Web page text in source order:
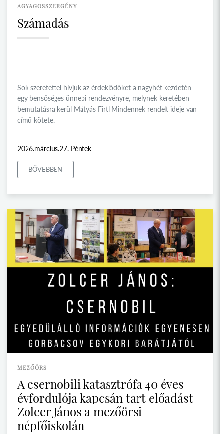
AGYAGOSSZERGÉNY
Számadás
Sok szeretettel hívjuk az érdeklődőket a nagyhét kezdetén
egy bensőséges ünnepi rendezvényre, melynek keretében
bemutatásra kerül Mátyás Firtl Mindennek rendelt ideje van
című kötete.
2026.március.27. Péntek
BŐVEBBEN
MEZŐÖRS
A csernobili katasztrófa 40 éves
évfordulója kapcsán tart előadást
Zolcer János a mezőörsi
népfőiskolán